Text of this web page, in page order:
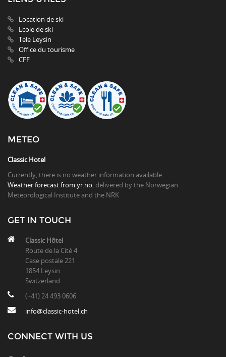
Location de ski
Ecole de ski
Tele Leysin
Office du tourisme
CFF
METEO
Classic Hotel
Currently, there is no weather information available.
Weather forecast from yr.no , delivered by the Norwegian
Meteorological Institute and the NRK
GET IN TOUCH
Classic Hôtel
Route de la Cité 4
Case postale 221
1854 Leysin
Switzerland
(+41) 24 493 0606
info@classic-hotel.ch
CONNECT WITH US